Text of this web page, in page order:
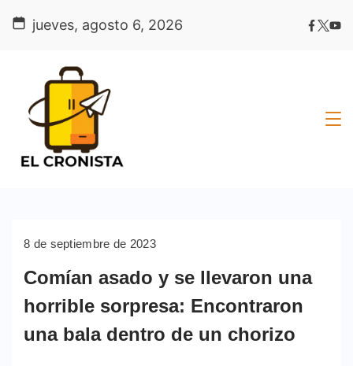
jueves, agosto 6, 2026
8 de septiembre de 2023
Comían asado y se llevaron una
horrible sorpresa: Encontraron
una bala dentro de un chorizo